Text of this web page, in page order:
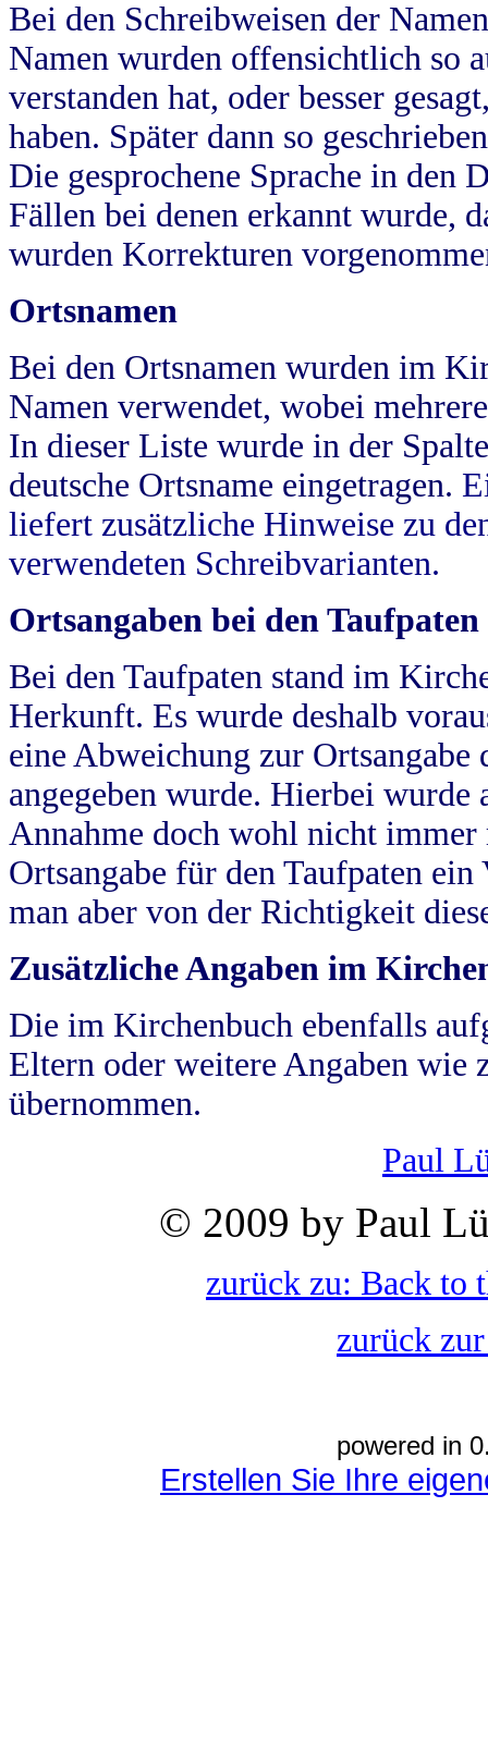
Bei den Schreibweisen der
Namen wurden offensichtlich so
verstanden hat, oder besser
haben. Später dann so
Die gesprochene Sprache in
Fällen bei denen erkannt wurde,
wurden Korrekturen
Ortsnamen
Bei den Ortsnamen wurden im
Namen verwendet, wobei
In dieser Liste wurde in der
deutsche Ortsname eingetragen.
liefert zusätzliche Hinweise zu
verwendeten Schreibvarianten.
Ortsangaben bei den Taufpaten
Bei den Taufpaten stand im
Herkunft. Es wurde deshalb
eine Abweichung zur
angegeben wurde. Hierbei wurde
Annahme doch wohl nicht
Ortsangabe für den Taufpaten
man aber von der Richtigkeit
Zusätzliche Angaben im
Die im Kirchenbuch ebenfalls
Eltern oder weitere Angaben wie
übernommen.
Paul
© 2009 by Paul
zurück zu: Back to
zurück
powered in
Erstellen Sie Ihre